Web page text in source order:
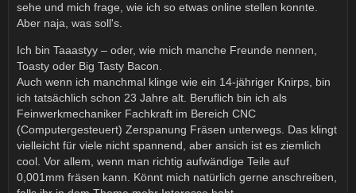
sehe und mich frage, wie ich so etwas online stellen konnte.
Aber naja, was soll's.
Ich bin Taaastyy – oder, wie mich manche Freunde nennen,
Toasty oder Big Tasty Bacon.
Auch wenn ich manchmal klinge wie ein 14-jähriger Knirps, bin
ich tatsächlich schon 23 Jahre alt. Beruflich bin ich als
Feinwerkmechaniker Fachkraft im Bereich CNC
(Computergesteuert) Zerspanung Fräsen unterwegs. Das klingt
vielleicht für viele nicht spannend, aber ansich ist es ziemlich
cool. Vor allem, wenn man richtig aufwändige Teile auf
0,001mm fräsen kann. Könnt mich natürlich gerne anschreiben,